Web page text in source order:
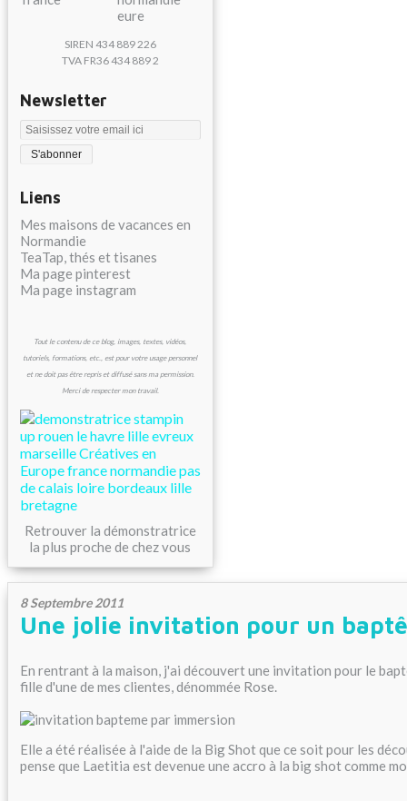
SIREN 434 889 226
TVA FR36 434 889 2
Newsletter
Liens
Mes maisons de vacances en
Normandie
TeaTap, thés et tisanes
Ma page pinterest
Ma page instagram
Tout le contenu de ce blog, images, textes, vidéos,
tutoriels, formations, etc., est pour votre usage personnel
et ne doit pas être repris et diffusé sans ma permission.
Merci de respecter mon travail.
Retrouver la démonstratrice
la plus proche de chez vous
8 Septembre 2011
Une jolie invitation pour un
En rentrant à la maison, j'ai découvert une invitation pour le
fille d'une de mes clientes, dénommée Rose.
Elle a été réalisée à l'aide de la Big Shot que ce soit pour les
pense que Laetitia est devenue une accro à la big shot comme